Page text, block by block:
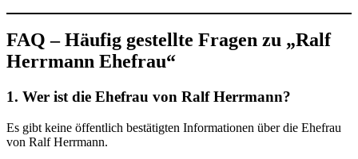
FAQ – Häufig gestellte Fragen zu „Ralf
Herrmann Ehefrau“
1. Wer ist die Ehefrau von Ralf Herrmann?
Es gibt keine öffentlich bestätigten Informationen über die Ehefrau
von Ralf Herrmann.